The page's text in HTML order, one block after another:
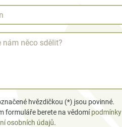
hvězdičkou (*) jsou povinné.
formuláře berete na vědomípodmínky
osobních údajů.